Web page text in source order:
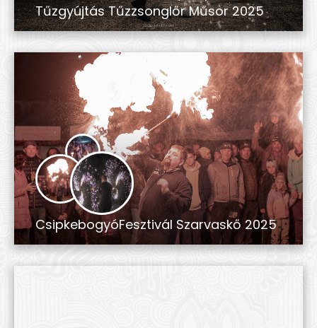
Tűzgyújtás Tűzzsonglőr Műsor 2025
CsipkebogyóFesztivál Szarvaskő 2025